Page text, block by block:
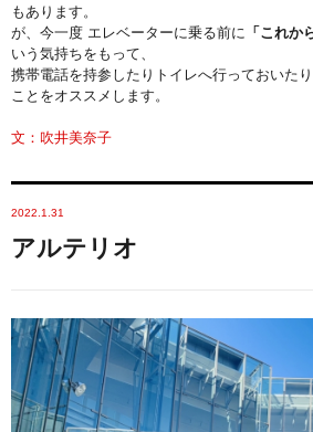
もあ ります。
が、今一度 エレベーターに乗る前に 「これか
いう気持ちをもって、
携帯電話を持参したりトイレへ行っておいたり
ことをオススメします。
文：吹井美奈子
2022.1.31
アルテリオ